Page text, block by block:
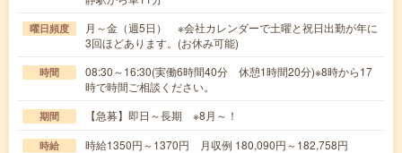
曜日頻度
月～金（週5日） ※会社カレンダーで土曜と祝日出勤が年に
3回ほどあります。(お休み可能)
時間
08:30～16:30(実働6時間40分 休憩1時間20分)※8時から17
時で時間ご相談ください。
期間 【急募】即日～長期 ※8月～！
時給 時給1350円～1370円 月収例 180,090円～182,758円